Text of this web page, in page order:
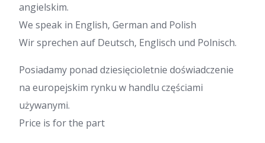
angielskim.
We speak in English, German and Polish
Wir sprechen auf Deutsch, Englisch und Polnisch.
Posiadamy ponad dziesięcioletnie doświadczenie
na europejskim rynku w handlu częściami
używanymi.
Price is for the part